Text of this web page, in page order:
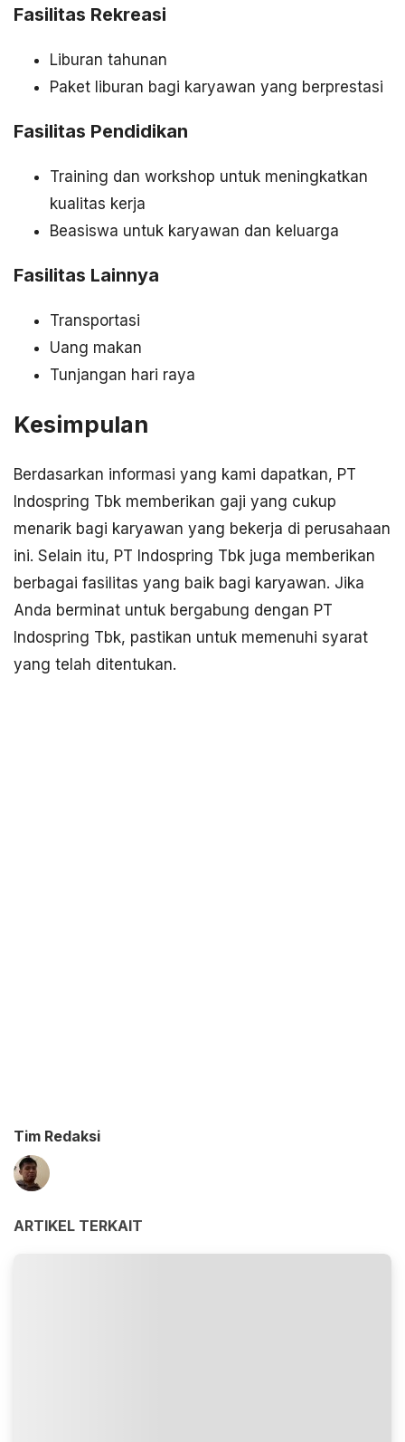
Fasilitas Rekreasi
Liburan tahunan
Paket liburan bagi karyawan yang berprestasi
Fasilitas Pendidikan
Training dan workshop untuk meningkatkan
kualitas kerja
Beasiswa untuk karyawan dan keluarga
Fasilitas Lainnya
Transportasi
Uang makan
Tunjangan hari raya
Kesimpulan
Berdasarkan informasi yang kami dapatkan, PT
Indospring Tbk memberikan gaji yang cukup
menarik bagi karyawan yang bekerja di perusahaan
ini. Selain itu, PT Indospring Tbk juga memberikan
berbagai fasilitas yang baik bagi karyawan. Jika
Anda berminat untuk bergabung dengan PT
Indospring Tbk, pastikan untuk memenuhi syarat
yang telah ditentukan.
Tim Redaksi
ARTIKEL TERKAIT